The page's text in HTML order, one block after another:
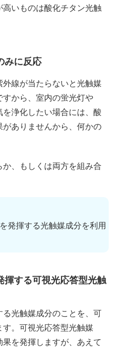
いものは酸化チタン光触
みに反応
線が当たらないと光触媒
から、室内の蛍光灯や
浄化したい場合には、酸
ありませんから、何かの
、もしくは両方を組み合
発揮する光触媒成分を利用
揮する可視光応答型光触
光触媒成分のことを、可
。可視光応答型光触媒
を発揮しますが、あえて